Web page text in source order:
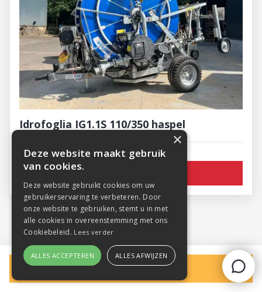
Idrofoglia IG1.1S 110/350 haspel
1 2 3
Filters
×
Deze website maakt gebruik
van cookies.
Deze website gebruikt cookies om uw
gebruikerservaring te verbeteren. Door
onze website te gebruiken, stemt u in met
alle cookies in overeenstemming met ons
Cookiebeleid. Lees verder
ALLES ACCEPTEREN ALLES AFWIJZEN